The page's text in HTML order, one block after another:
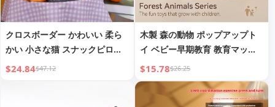
クロスボーダー かわいい 柔ら
かい 小さな猫 スナックピロー
愛らしい猫 クマ ブタ スナック
$24.84$47.12
木製 森の動物 ポップアップト
イ ベビー早期教育 教育マッチ
ングゲーム
$15.78$26.25